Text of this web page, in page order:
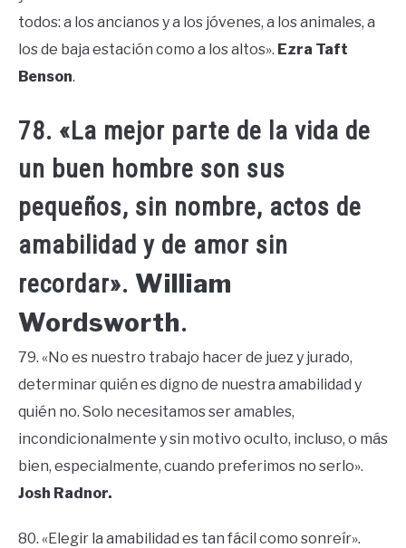
todos: a los ancianos y a los jóvenes, a los animales, a
los de baja estación como a los altos». Ezra Taft
Benson.
78. «La mejor parte de la vida de
un buen hombre son sus
pequeños, sin nombre, actos de
amabilidad y de amor sin
recordar». William
Wordsworth.
79. «No es nuestro trabajo hacer de juez y jurado,
determinar quién es digno de nuestra amabilidad y
quién no. Solo necesitamos ser amables,
incondicionalmente y sin motivo oculto, incluso, o más
bien, especialmente, cuando preferimos no serlo».
Josh Radnor.
80. «Elegir la amabilidad es tan fácil como sonreír».